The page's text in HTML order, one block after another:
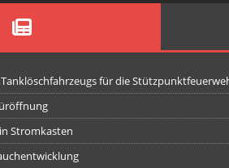
für die
Stromkasten